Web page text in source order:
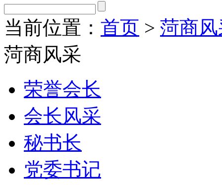
当前位置： 首页 > 菏商
菏商风采
荣誉会长
会长风采
秘书长
党委书记